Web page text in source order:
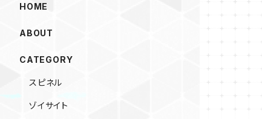
HOME
ABOUT
CATEGORY
スピネル
ゾイサイト